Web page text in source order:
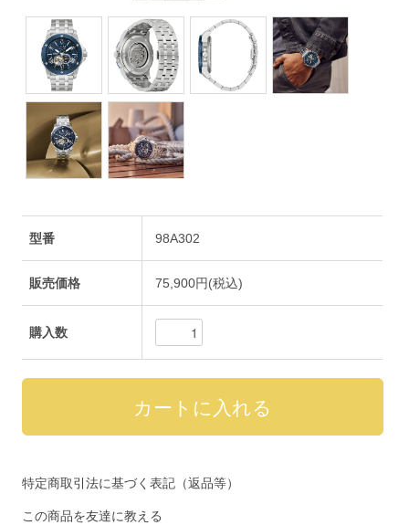
型番 98A302
販売価格 75,900円(税込)
購入数
特定商取引法に基づく表記（返品等）
この商品を友達に教える